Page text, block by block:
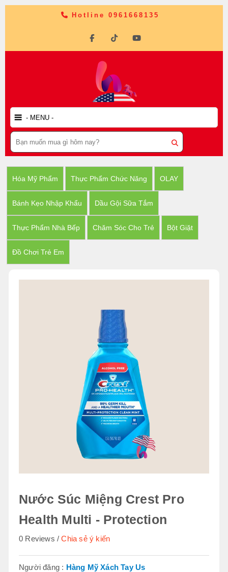
Hotline 0961668135
Hóa Mỹ Phẩm Thực Phẩm Chức Năng OLAY
Bánh Kẹo Nhập Khẩu Dầu Gội Sữa Tắm
Thực Phẩm Nhà Bếp Chăm Sóc Cho Trẻ Bột Giặt
Đồ Chơi Trẻ Em
Nước Súc Miệng Crest Pro
Health Multi - Protection
0 Reviews Chia sẻ ý kiến
Người đăng : Hàng Mỹ Xách Tay Us